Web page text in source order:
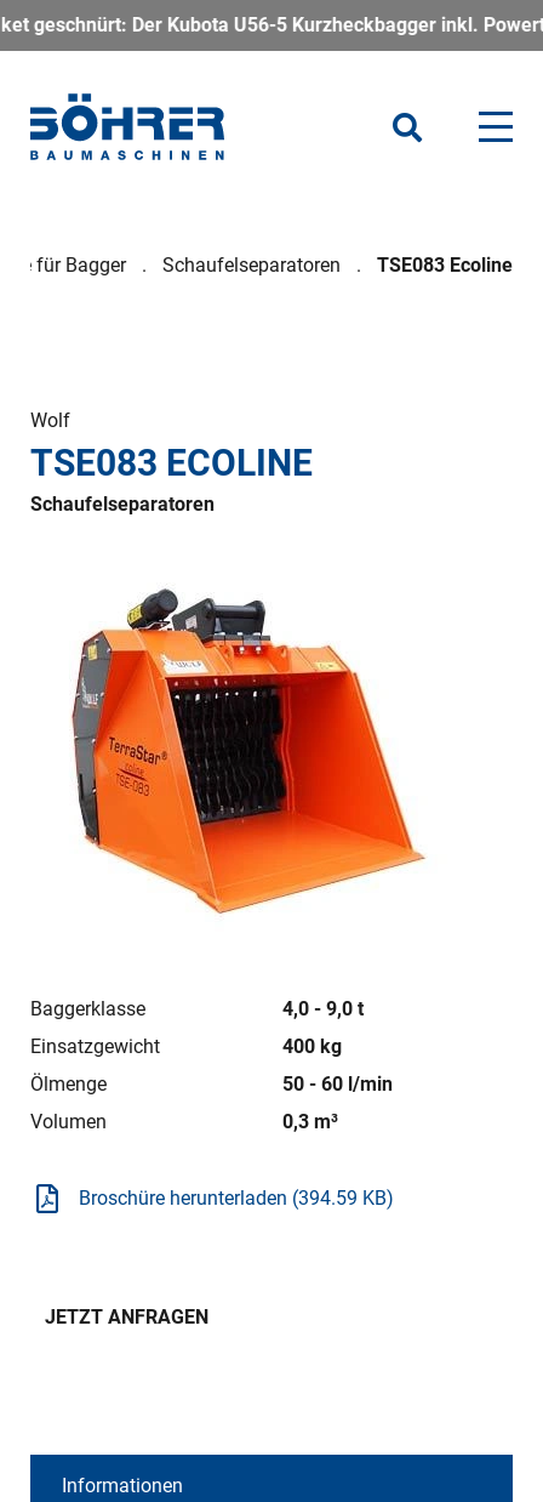
Der Kubota U56-5 Kurzheckbagger inkl. Powertilt
für Bagger Schaufelseparatoren TSE083 Ecoline
Wolf
TSE083 ECOLINE
Schaufelseparatoren
Baggerklasse
4,0 - 9,0 t
Einsatzgewicht
400 kg
Ölmenge
50 - 60 l/min
Volumen
0,3 m³
Broschüre herunterladen (394.59 KB)
JETZT ANFRAGEN
Informationen